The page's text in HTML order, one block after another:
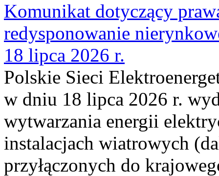
Komunikat dotyczący
redysponowanie
18 lipca 2026 r.
Polskie Sieci
w dniu 18 lipca 2026 r.
wytwarzania energii
instalacjach wiatrowych
przyłączonych do